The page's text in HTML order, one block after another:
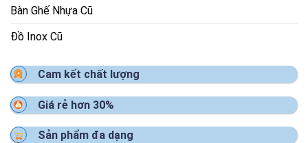
Bàn Ghế Nhựa Cũ
Đồ Inox Cũ
Cam kết chất lượng
Giá rẻ hơn 30%
Sản phẩm đa dạng